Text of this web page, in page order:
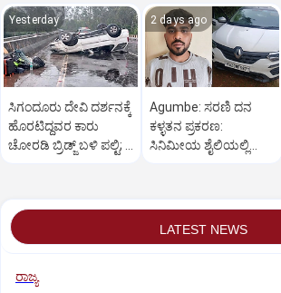
Yesterday
ಸಿಗಂದೂರು ದೇವಿ ದರ್ಶನಕ್ಕೆ
ಹೊರಟಿದ್ದವರ ಕಾರು
ಚೋರಡಿ ಬ್ರಿಡ್ಜ್ ಬಳಿ ಪಲ್ಟಿ; 6
2 days ago
Agumbe: ಸರಣಿ ದನ
ಕಳ್ಳತನ ಪ್ರಕರಣ:
ಸಿನಿಮೀಯ ಶೈಲಿಯಲ್ಲಿ
LATEST NEWS
ರಾಜ್ಯ